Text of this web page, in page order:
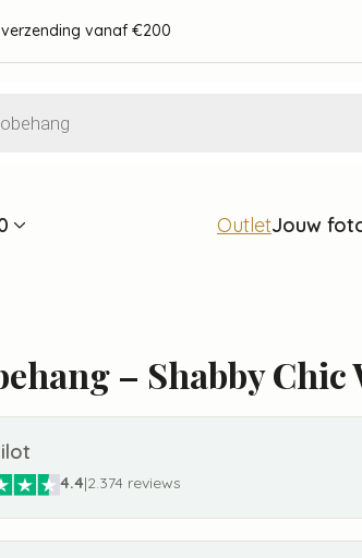
vanaf €200
OutletJouw
– Shabby Chic
4.4|2.374 reviews